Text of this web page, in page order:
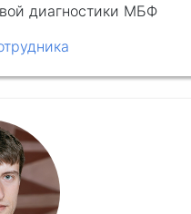
диагностики МБФ